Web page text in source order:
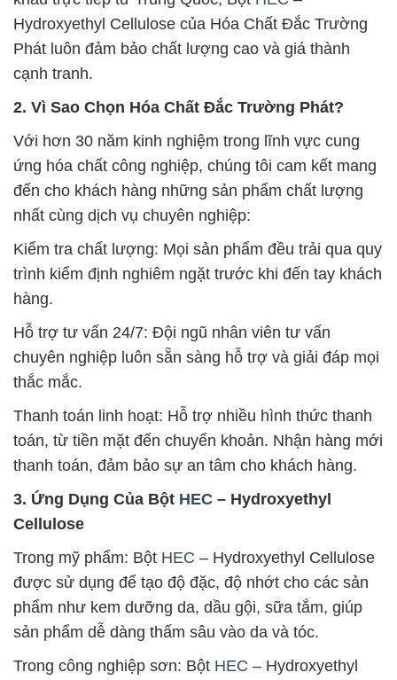
Hydroxyethyl Cellulose của Hóa Chất Đắc Trường
Phát luôn đảm bảo chất lượng cao và giá thành
cạnh tranh.
2. Vì Sao Chọn Hóa Chất Đắc Trường Phát?
Với hơn 30 năm kinh nghiệm trong lĩnh vực cung
ứng hóa chất công nghiệp, chúng tôi cam kết mang
đến cho khách hàng những sản phẩm chất lượng
nhất cùng dịch vụ chuyên nghiệp:
Kiểm tra chất lượng: Mọi sản phẩm đều trải qua quy
trình kiểm định nghiêm ngặt trước khi đến tay khách
hàng.
Hỗ trợ tư vấn 24/7: Đội ngũ nhân viên tư vấn
chuyên nghiệp luôn sẵn sàng hỗ trợ và giải đáp mọi
thắc mắc.
Thanh toán linh hoạt: Hỗ trợ nhiều hình thức thanh
toán, từ tiền mặt đến chuyển khoản. Nhận hàng mới
thanh toán, đảm bảo sự an tâm cho khách hàng.
3. Ứng Dụng Của Bột HEC – Hydroxyethyl
Cellulose
Trong mỹ phẩm: Bột HEC – Hydroxyethyl Cellulose
được sử dụng để tạo độ đặc, độ nhớt cho các sản
phẩm như kem dưỡng da, dầu gội, sữa tắm, giúp
sản phẩm dễ dàng thấm sâu vào da và tóc.
Trong công nghiệp sơn: Bột HEC – Hydroxyethyl